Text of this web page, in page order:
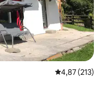
Средна
4,87 (213)